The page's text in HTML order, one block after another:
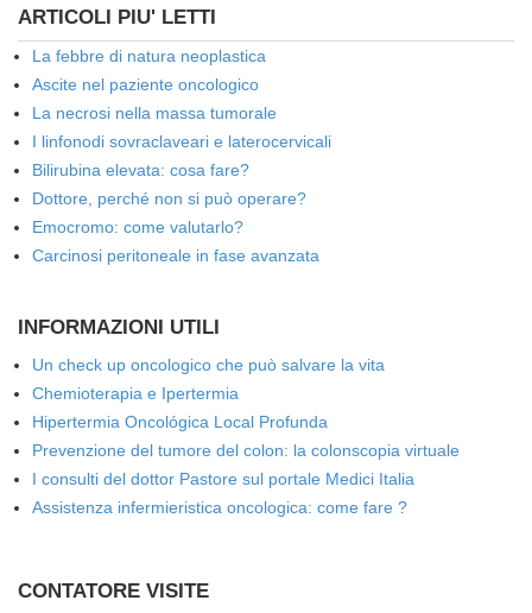
ARTICOLI PIU' LETTI
La febbre di natura neoplastica
Ascite nel paziente oncologico
La necrosi nella massa tumorale
I linfonodi sovraclaveari e laterocervicali
Bilirubina elevata: cosa fare?
Dottore, perché non si può operare?
Emocromo: come valutarlo?
Carcinosi peritoneale in fase avanzata
INFORMAZIONI UTILI
Un check up oncologico che può salvare la vita
Chemioterapia e Ipertermia
Hipertermia Oncológica Local Profunda
Prevenzione del tumore del colon: la colonscopia virtuale
I consulti del dottor Pastore sul portale Medici Italia
Assistenza infermieristica oncologica: come fare ?
CONTATORE VISITE